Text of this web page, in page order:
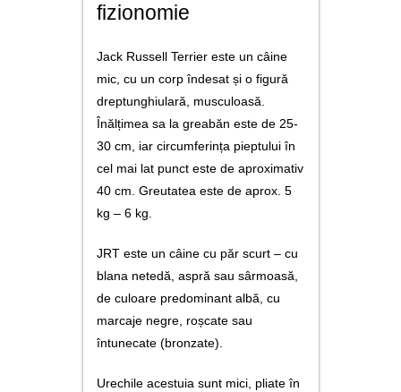
fizionomie
Jack Russell Terrier este un câine
mic, cu un corp îndesat și o figură
dreptunghiulară, musculoasă.
Înălțimea sa la greabăn este de 25-
30 cm, iar circumferința pieptului în
cel mai lat punct este de aproximativ
40 cm. Greutatea este de aprox. 5
kg – 6 kg.
JRT este un câine cu păr scurt – cu
blana netedă, aspră sau sârmoasă,
de culoare predominant albă, cu
marcaje negre, roșcate sau
întunecate (bronzate).
Urechile acestuia sunt mici, pliate în